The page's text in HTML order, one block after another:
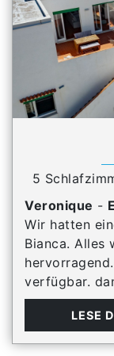
5
Veronique -
Wir hatten
Bianca. Alles
verfügbar.
LESE